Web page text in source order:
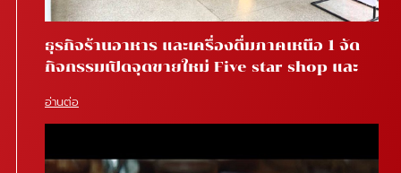
ธุรกิจร้านอาหาร และเครื่องดื่มภาคเหนือ 1 จัด
กิจกรรมเปิดจุดขายใหม่ Five star shop และ
อ่านต่อ